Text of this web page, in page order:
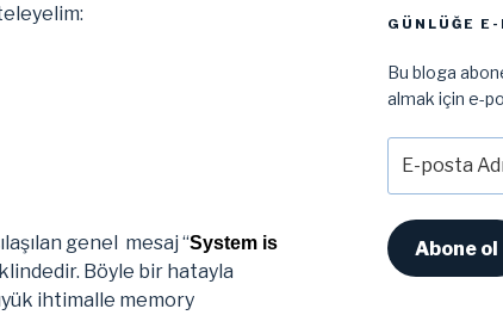
genel mesaj “System is
Böyle bir hatayla
ihtimalle memory
GÜNLÜĞE
Bu bloga
almak için e-
posta
Adresi
Abone ol